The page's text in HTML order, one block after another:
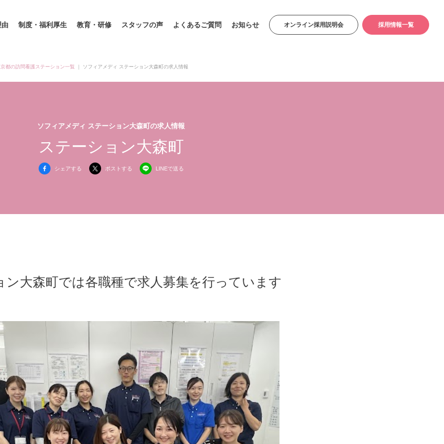
由 制度・福利厚生 教育・研修 スタッフの声 よくあるご質問 お知らせ オンライン採用説明会 採用情報一覧
都の訪問看護ステーション一覧 ソフィアメディ ステーション大森町の求人情報
ソフィアメディ ステーション大森町の求人情報
ステーション大森町
シェアする ポストする LINEで送る
ン大森町では各職種で求人募集を行っています